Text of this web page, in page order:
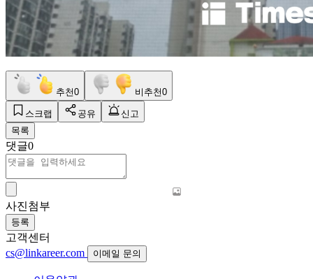
추천0 비추천0
스크랩 공유
신고
목록
댓글0
사진첨부
등록
고객센터
cs@linkareer.com
이메일 문의